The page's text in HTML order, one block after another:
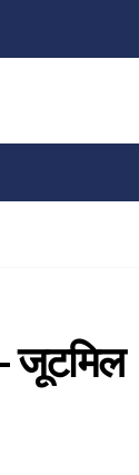
जूटमिल